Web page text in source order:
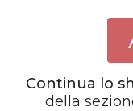
Continua lo
della